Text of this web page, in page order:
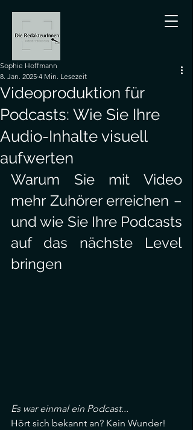
Videoproduktion für
Podcasts: Wie Sie Ihre
Audio-Inhalte visuell
aufwerten
Sophie Hoffmann
8. Jan. 2025 4 Min. Lesezeit
Warum Sie mit Video
mehr Zuhörer erreichen –
und wie Sie Ihre Podcasts
auf das nächste Level
bringen
Es war einmal ein Podcast...
Hört sich bekannt an? Kein Wunder!